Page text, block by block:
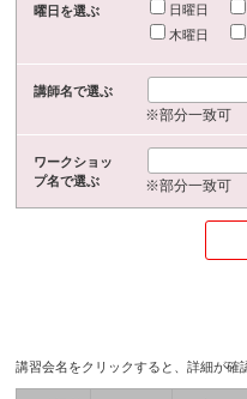
曜日を選ぶ 日曜日
木曜日
講師名で選ぶ
※部分一致可
ワークショッ
プ名で選ぶ
※部分一致可
講習会名をクリックすると、詳細が確